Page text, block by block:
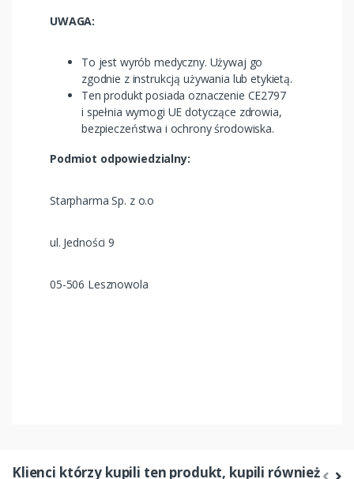
UWAGA:
To jest wyrób medyczny. Używaj go
zgodnie z instrukcją używania lub etykietą.
Ten produkt posiada oznaczenie CE2797
i spełnia wymogi UE dotyczące zdrowia,
bezpieczeństwa i ochrony środowiska.
Podmiot odpowiedzialny:
Starpharma Sp. z o.o
ul. Jedności 9
05-506 Lesznowola
Klienci którzy kupili ten produkt, kupili również